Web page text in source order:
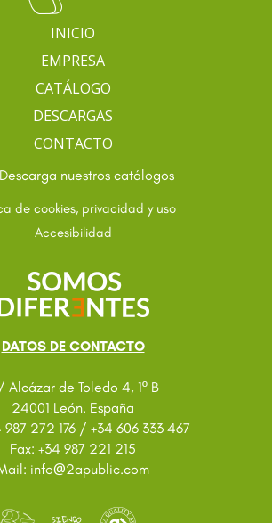
INICIO
EMPRESA
CATÁLOGO
DESCARGAS
CONTACTO
Descarga nuestros catálogos
de cookies, privacidad y uso
Accesibilidad
DATOS DE CONTACTO
Alcázar de Toledo 4, 1º B
24001 León. España
987 272 176 / +34 606 333 467
Fax: +34 987 221 215
info@2apublic.com